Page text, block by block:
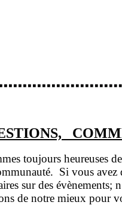
toujours heureuses
Si vous avez
sur des évènements;
de notre mieux pour